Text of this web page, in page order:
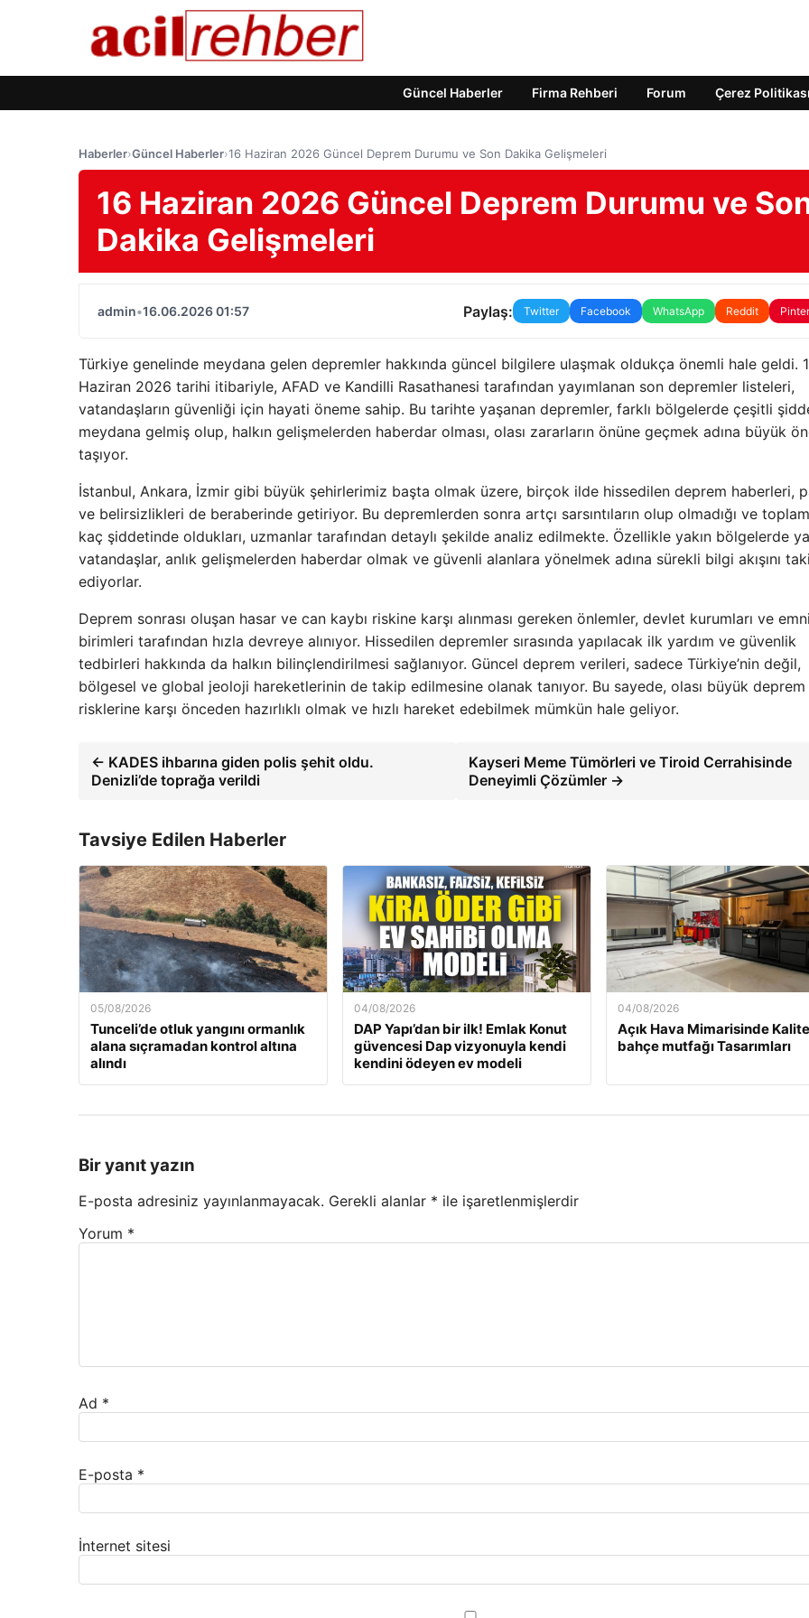
Güncel Haberler Firma Rehberi Forum Çerez Politikası
Haberler›Güncel Haberler›16 Haziran 2026 Güncel Deprem Durumu ve Son Dakika Gelişmeleri
16 Haziran 2026 Güncel Deprem Durumu ve
Dakika Gelişmeleri
admin•16.06.2026 01:57 Paylaş: Twitter Facebook WhatsApp Reddit
Türkiye genelinde meydana gelen depremler hakkında güncel bilgilere ulaşmak oldukça önemli hale geldi.
Haziran 2026 tarihi itibariyle, AFAD ve Kandilli Rasathanesi tarafından yayımlanan son depremler listeleri,
vatandaşların güvenliği için hayati öneme sahip. Bu tarihte yaşanan depremler, farklı bölgelerde çeşitli
meydana gelmiş olup, halkın gelişmelerden haberdar olması, olası zararların önüne geçmek adına büyük
taşıyor.
İstanbul, Ankara, İzmir gibi büyük şehirlerimiz başta olmak üzere, birçok ilde hissedilen deprem haberleri,
ve belirsizlikleri de beraberinde getiriyor. Bu depremlerden sonra artçı sarsıntıların olup olmadığı ve
kaç şiddetinde oldukları, uzmanlar tarafından detaylı şekilde analiz edilmekte. Özellikle yakın bölgelerde
vatandaşlar, anlık gelişmelerden haberdar olmak ve güvenli alanlara yönelmek adına sürekli bilgi akışını
ediyorlar.
Deprem sonrası oluşan hasar ve can kaybı riskine karşı alınması gereken önlemler, devlet kurumları ve
birimleri tarafından hızla devreye alınıyor. Hissedilen depremler sırasında yapılacak ilk yardım ve güvenlik
tedbirleri hakkında da halkın bilinçlendirilmesi sağlanıyor. Güncel deprem verileri, sadece Türkiye’nin değil,
bölgesel ve global jeoloji hareketlerinin de takip edilmesine olanak tanıyor. Bu sayede, olası büyük deprem
risklerine karşı önceden hazırlıklı olmak ve hızlı hareket edebilmek mümkün hale geliyor.
← KADES ihbarına giden polis şehit oldu.
Denizli’de toprağa verildi
Kayseri Meme Tümörleri ve Tiroid Cerrahisinde
Deneyimli Çözümler →
Tavsiye Edilen Haberler
05/08/2026
Tunceli’de otluk yangını ormanlık
alana sıçramadan kontrol altına
alındı
04/08/2026
DAP Yapı’dan bir ilk! Emlak Konut
güvencesi Dap vizyonuyla kendi
kendini ödeyen ev modeli
04/08/2026
Açık Hava Mimarisinde
bahçe mutfağı Tasarımları
Bir yanıt yazın
E-posta adresiniz yayınlanmayacak. Gerekli alanlar * ile işaretlenmişlerdir
Yorum *
Ad *
E-posta *
İnternet sitesi